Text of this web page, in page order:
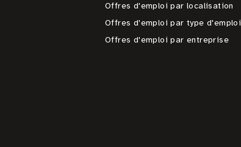
Offres d'emploi par localisation
Offres d'emploi par type d'emploi
Offres d'emploi par entreprise